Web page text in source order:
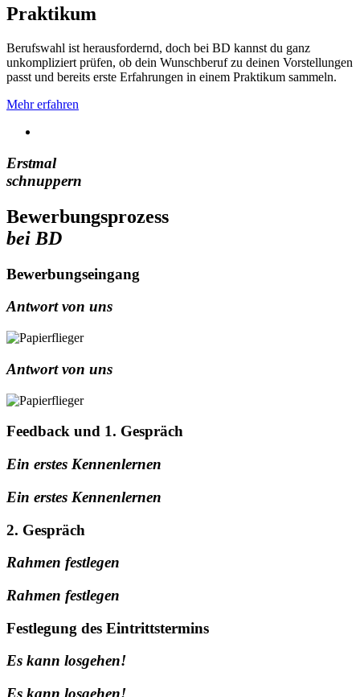
Praktikum
Berufswahl ist herausfordernd, doch bei BD kannst du ganz
unkompliziert prüfen, ob dein Wunschberuf zu deinen Vorstellungen
passt und bereits erste Erfahrungen in einem Praktikum sammeln.
Mehr erfahren
Erstmal
schnuppern
Bewerbungsprozess
bei BD
Bewerbungseingang
Antwort von uns
Antwort von uns
Feedback und 1. Gespräch
Ein erstes Kennenlernen
Ein erstes Kennenlernen
2. Gespräch
Rahmen festlegen
Rahmen festlegen
Festlegung des Eintrittstermins
Es kann losgehen!
Es kann losgehen!